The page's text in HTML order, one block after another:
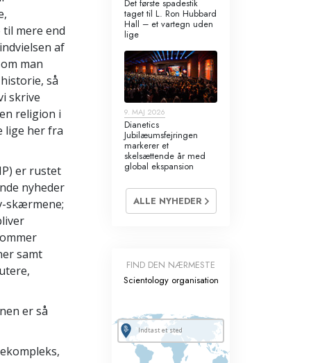
mere end
af
man
så
skrive
religion i
lige her fra
er rustet
nyheder
skærmene;
samt
er så
Det første spadestik
taget til L. Ron Hubbard
Hall – et vartegn uden
lige
9. MAJ 2026
Dianetics
Jubilæumsfejringen
markerer et
skelsættende år med
global ekspansion
ALLE NYHEDER
FIND DEN NÆRMESTE
Scientology organisation